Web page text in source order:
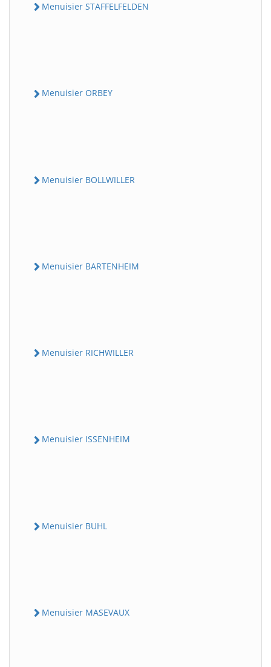
Menuisier STAFFELFELDEN
Menuisier ORBEY
Menuisier BOLLWILLER
Menuisier BARTENHEIM
Menuisier RICHWILLER
Menuisier ISSENHEIM
Menuisier BUHL
Menuisier MASEVAUX